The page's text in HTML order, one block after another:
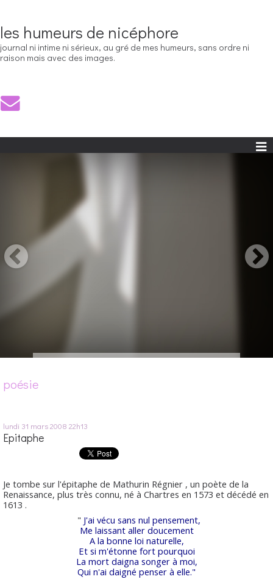
les humeurs de nicéphore
journal ni intime ni sérieux, au gré de mes humeurs, sans ordre ni
raison mais avec des images.
poésie
lundi 31 mars 2008 22h13
Epitaphe
Je tombe sur l'épitaphe de Mathurin Régnier , un poète de la
Renaissance, plus très connu, né à Chartres en 1573 et décédé en
1613 .
" J'ai vécu sans nul pensement,
Me laissant aller doucement
A la bonne loi naturelle,
Et si m'étonne fort pourquoi
La mort daigna songer à moi,
Qui n'ai daigné penser à elle."